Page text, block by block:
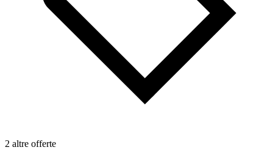
2 altre offerte